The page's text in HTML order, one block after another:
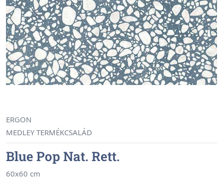
ERGON
MEDLEY TERMÉKCSALÁD
Blue Pop Nat. Rett.
60x60 cm